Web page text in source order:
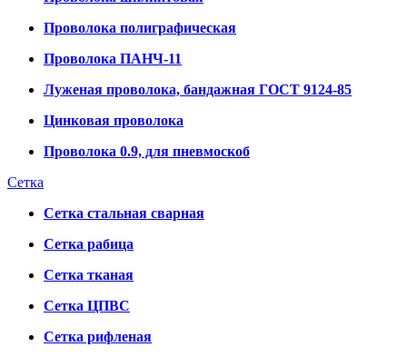
Проволока полиграфическая
Проволока ПАНЧ-11
Луженая проволока, бандажная ГОСТ 9124-85
Цинковая проволока
Проволока 0.9, для пневмоскоб
Сетка
Сетка стальная сварная
Сетка рабица
Сетка тканая
Сетка ЦПВС
Сетка рифленая